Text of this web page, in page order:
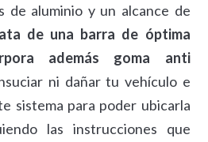
de aluminio y un alcance de
de una barra de óptima
además goma anti
ni dañar tu vehículo e
sistema para poder ubicarla
las instrucciones que